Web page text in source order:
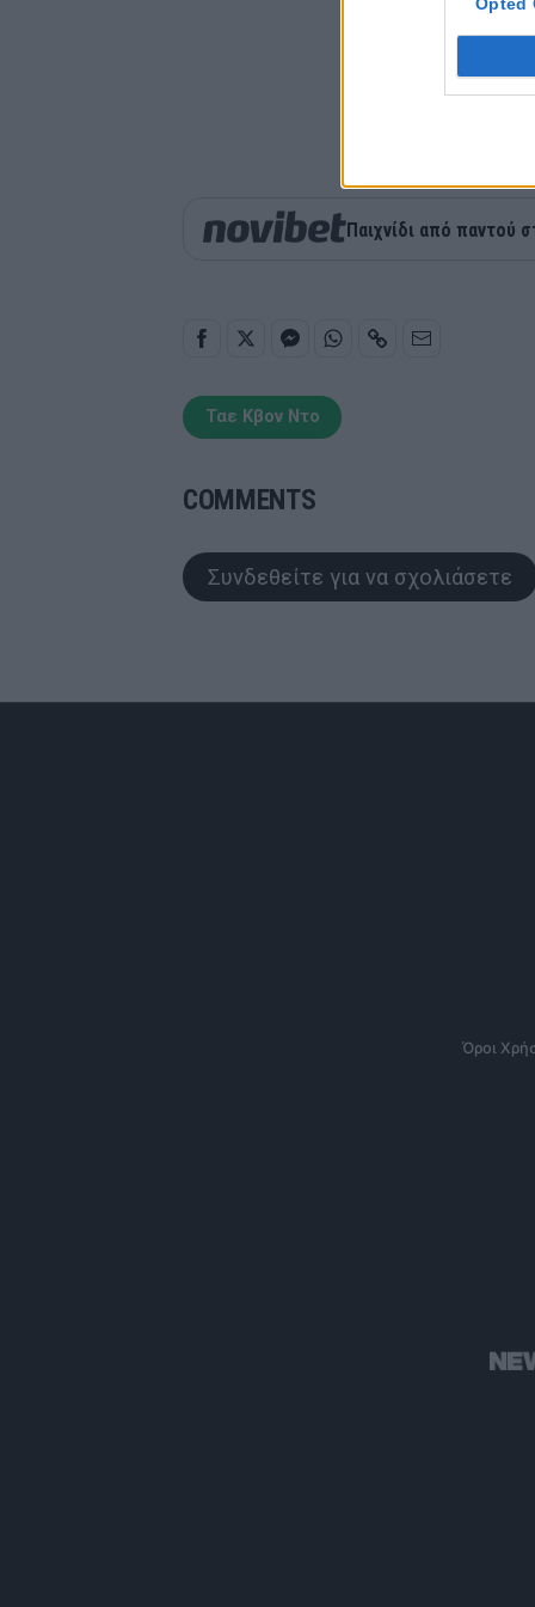
Παιχνίδι από παντού
Ταε Κβον Ντο
COMMENTS
Συνδεθείτε για να σχολιάσετε
Όροι